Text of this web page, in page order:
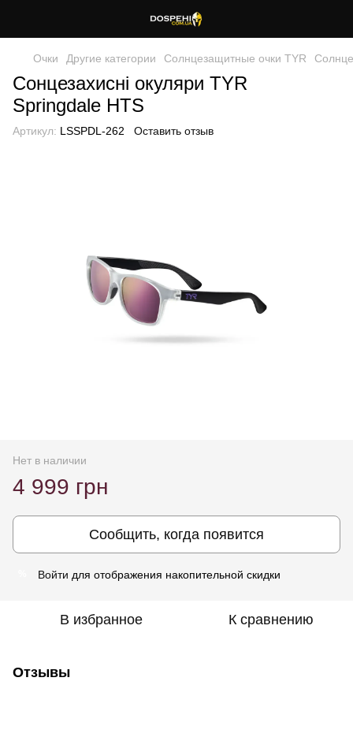
Очки Другие категории Солнцезащитные очки TYR
Сонцезахисні окуляри TYR
Springdale HTS
Артикул: LSSPDL-262 Оставить отзыв
Нет в наличии
4 999 грн
Сообщить, когда появится
Войти для отображения накопительной скидки
В избранное К сравнению
Отзывы